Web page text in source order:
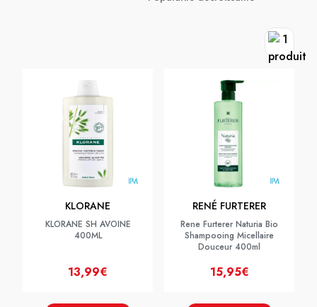
KLORANE
KLORANE SH AVOINE
400ML
13,99€
RENÉ FURTERER
Rene Furterer Naturia Bio
Shampooing Micellaire
Douceur 400ml
15,95€